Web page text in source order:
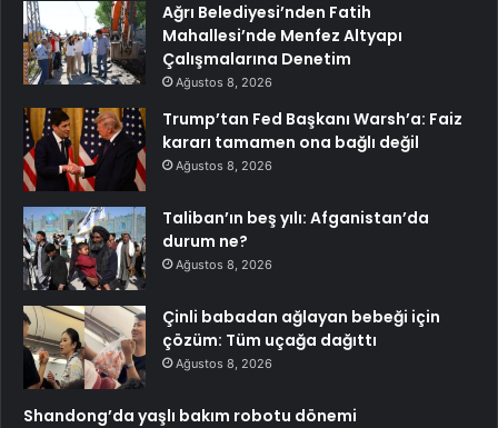
Ağrı Belediyesi’nden Fatih
Mahallesi’nde Menfez Altyapı
Çalışmalarına Denetim
Ağustos 8, 2026
Trump’tan Fed Başkanı Warsh’a: Faiz
kararı tamamen ona bağlı değil
Ağustos 8, 2026
Taliban’ın beş yılı: Afganistan’da
durum ne?
Ağustos 8, 2026
Çinli babadan ağlayan bebeği için
çözüm: Tüm uçağa dağıttı
Ağustos 8, 2026
Shandong’da yaşlı bakım robotu dönemi